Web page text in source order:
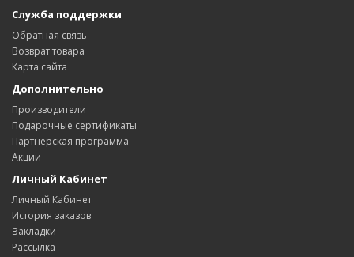
Служба поддержки
Обратная связь
Возврат товара
Карта сайта
Дополнительно
Производители
Подарочные сертификаты
Партнерская программа
Акции
Личный Кабинет
Личный Кабинет
История заказов
Закладки
Рассылка